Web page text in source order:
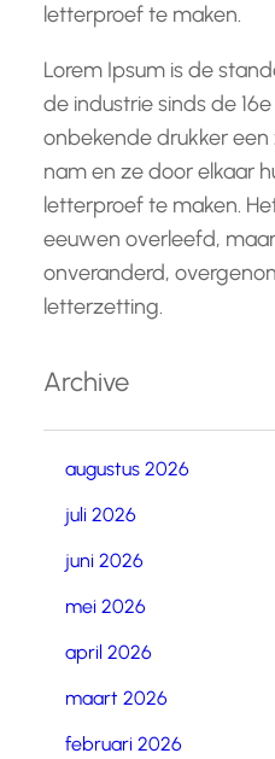
letterproef te maken.
Lorem Ipsum is de
de industrie sinds de
onbekende drukker
nam en ze door elkaar
letterproef te maken.
eeuwen overleefd,
onveranderd,
letterzetting.
Archive
augustus 2026
juli 2026
juni 2026
mei 2026
april 2026
maart 2026
februari 2026